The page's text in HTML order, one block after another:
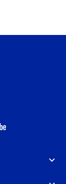
youtube-